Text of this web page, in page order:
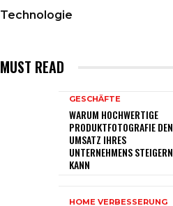
Technologie
MUST READ
GESCHÄFTE
WARUM HOCHWERTIGE
PRODUKTFOTOGRAFIE DEN
UMSATZ IHRES
UNTERNEHMENS STEIGERN
KANN
HOME VERBESSERUNG